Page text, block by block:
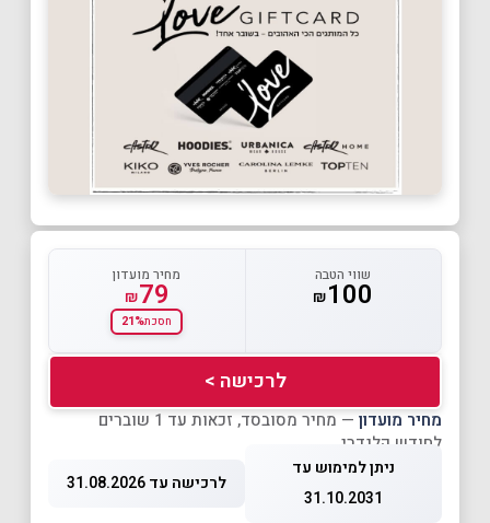
שווי הטבה
₪100
מחיר מועדון
₪79
חסכת21%
לרכישה >
מחיר מועדון
— מחיר מסובסד, זכאות עד 1 שוברים
לחודש קלנדרי
ניתן למימוש עד
31.10.2031
לרכישה עד 31.08.2026